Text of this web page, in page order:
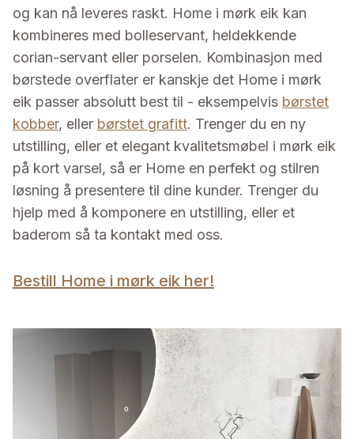
og kan nå leveres raskt. Home i mørk eik kan
kombineres med bolleservant, heldekkende
corian-servant eller porselen. Kombinasjon med
børstede overflater er kanskje det Home i mørk
eik passer absolutt best til - eksempelvis børstet
kobber, eller børstet grafitt. Trenger du en ny
utstilling, eller et elegant kvalitetsmøbel i mørk eik
på kort varsel, så er Home en perfekt og stilren
løsning å presentere til dine kunder. Trenger du
hjelp med å komponere en utstilling, eller et
baderom så ta kontakt med oss.
Bestill Home i mørk eik her!